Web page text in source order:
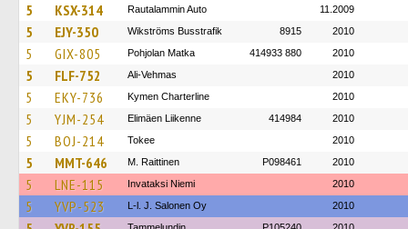
5 KSX-314 Rautalammin Auto 11.2009
5 EJY-350 Wikströms Busstrafik 8915 2010
5 GIX-805 Pohjolan Matka 414933 880 2010
5 FLF-752 Ali-Vehmas 2010
5 EKY-736 Kymen Charterline 2010
5 YJM-254 Elimäen Liikenne 414984 2010
5 BOJ-214 Tokee 2010
5 MMT-646 M. Raittinen P098461 2010
5 LNE-115 Invataksi Niemi 2010
5 YVP-523 L-l. J. Salonen Oy 2010